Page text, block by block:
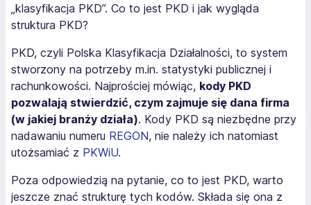
„klasyfikacja PKD”. Co to jest PKD i jak wygląda
struktura PKD?
PKD, czyli Polska Klasyfikacja Działalności, to system
stworzony na potrzeby m.in. statystyki publicznej i
rachunkowości. Najprościej mówiąc, kody PKD
pozwalają stwierdzić, czym zajmuje się dana firma
(w jakiej branży działa). Kody PKD są niezbędne przy
nadawaniu numeru REGON, nie należy ich natomiast
utożsamiać z PKWiU.
Poza odpowiedzią na pytanie, co to jest PKD, warto
jeszcze znać strukturę tych kodów. Składa się ona z